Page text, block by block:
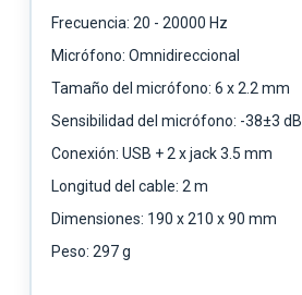
Frecuencia: 20 - 20000 Hz
Micrófono: Omnidireccional
Tamaño del micrófono: 6 x 2.2 mm
Sensibilidad del micrófono: -38±3 dB
Conexión: USB + 2 x jack 3.5 mm
Longitud del cable: 2 m
Dimensiones: 190 x 210 x 90 mm
Peso: 297 g